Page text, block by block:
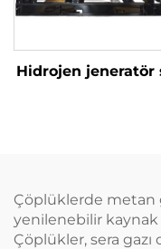
Hidrojen jeneratör
Çöplüklerde metan
yenilenebilir kaynak
Çöplükler, sera gazı